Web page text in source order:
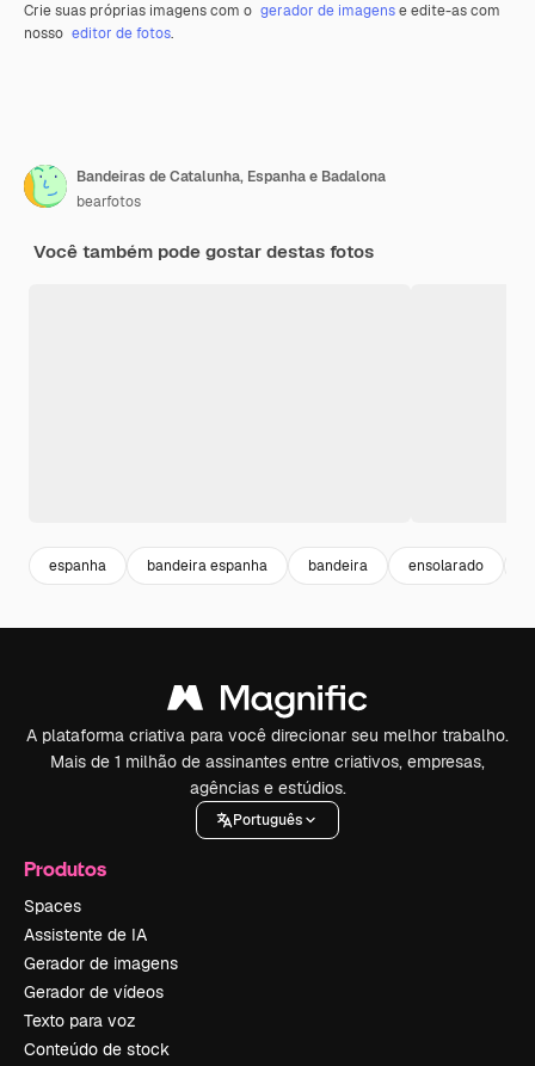
Crie suas próprias imagens com o gerador de imagense edite-as com
nosso editor de fotos.
Bandeiras de Catalunha, Espanha e Badalona
bearfotos
Você também pode gostar destas fotos
espanha bandeira espanha bandeira ensolarado
A plataforma criativa para você direcionar seu melhor trabalho.
Mais de 1 milhão de assinantes entre criativos, empresas,
agências e estúdios.
Português
Produtos
Spaces
Assistente de IA
Gerador de imagens
Gerador de vídeos
Texto para voz
Conteúdo de stock